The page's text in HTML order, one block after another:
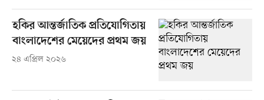
হকির আন্তর্জাতিক প্রতিযোগিতায়
বাংলাদেশের মেয়েদের প্রথম জয়
২৪ এপ্রিল ২০২৬